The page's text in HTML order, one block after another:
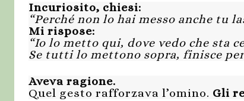
Incuriosito, chiesi:
“Perché non lo hai messo anche tu
Mi rispose:
“Io lo metto qui, dove vedo che sta
Se tutti lo mettono sopra, finisce
Aveva ragione.
Quel gesto rafforzava l’omino. Gli